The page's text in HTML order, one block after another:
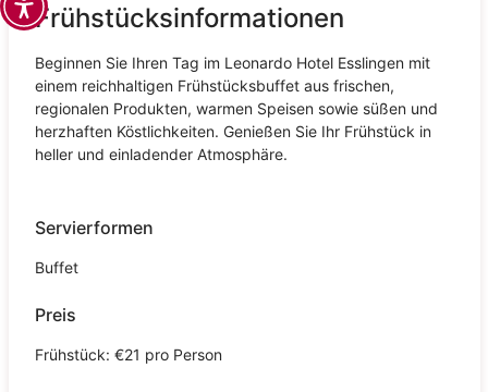
Frühstücksinformationen
Beginnen Sie Ihren Tag im Leonardo Hotel Esslingen mit
einem reichhaltigen Frühstücksbuffet aus frischen,
regionalen Produkten, warmen Speisen sowie süßen und
herzhaften Köstlichkeiten. Genießen Sie Ihr Frühstück in
heller und einladender Atmosphäre.
Servierformen
Buffet
Preis
Frühstück: €21 pro Person